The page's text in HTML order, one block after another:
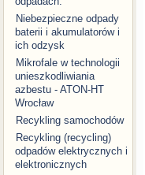
Niebezpieczne odpady
baterii i akumulatorów i
ich odzysk
Mikrofale w technologii
unieszkodliwiania
azbestu - ATON-HT
Wrocław
Recykling samochodów
Recykling (recycling)
odpadów elektrycznych i
elektronicznych